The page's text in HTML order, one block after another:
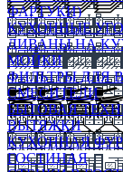
ФАРТУКИ)
КУХОННЫЕ
ДИВАНЫ НА
МОЙКИ
ФИЛЬТРЫ ДЛЯ
СМЕСИТЕЛИ
БЫТОВАЯ
ВЫТЯЖКИ
КУХОННАЯ
ГОСТИНАЯ